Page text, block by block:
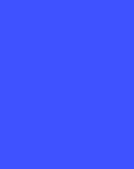
les
comme le